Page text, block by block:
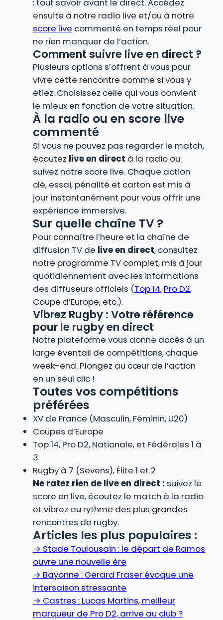
ensuite à notre radio live et/ou à notre
score live commenté en temps réel pour
ne rien manquer de l’action.
Comment suivre live en direct ?
Plusieurs options s’offrent à vous pour
vivre cette rencontre comme si vous y
étiez. Choisissez celle qui vous convient
le mieux en fonction de votre situation.
À la radio ou en score live
commenté
Si vous ne pouvez pas regarder le match,
écoutez live en direct à la radio ou
suivez notre score live. Chaque action
clé, essai, pénalité et carton est mis à
jour instantanément pour vous offrir une
expérience immersive.
Sur quelle chaîne TV ?
Pour connaître l’heure et la chaîne de
diffusion TV de live en direct, consultez
notre programme TV complet, mis à jour
quotidiennement avec les informations
des diffuseurs officiels (Top 14, Pro D2,
Coupe d’Europe, etc.).
Vibrez Rugby : Votre référence
pour le rugby en direct
Notre plateforme vous donne accès à un
large éventail de compétitions, chaque
week-end. Plongez au cœur de l’action
en un seul clic !
Toutes vos compétitions
préférées
XV de France (Masculin, Féminin, U20)
Coupes d’Europe
Top 14, Pro D2, Nationale, et Fédérales 1 à
3
Rugby à 7 (Sevens), Élite 1 et 2
Ne ratez rien de live en direct : suivez le
score en live, écoutez le match à la radio
et vibrez au rythme des plus grandes
rencontres de rugby.
Articles les plus populaires :
→ Stade Toulousain : le départ de Ramos
ouvre une nouvelle ère
→ Bayonne : Gerard Fraser évoque une
intersaison stressante
→ Castres : Lucas Martins, meilleur
marqueur de Pro D2, arrive au club ?